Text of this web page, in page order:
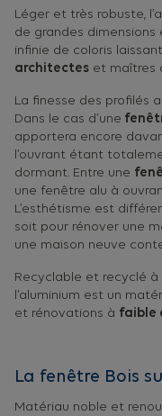
Léger et très robuste,
de grandes
infinie de coloris
architectes et maîtres
La finesse des profilés
Dans le cas d’une
apportera encore
l’ouvrant étant
dormant. Entre une
une fenêtre alu à
L’esthétisme est
soit pour rénover une
une maison neuve
Recyclable et recyclé à
l’aluminium est un
et rénovations à faible
La fenêtre Bois
Matériau noble et